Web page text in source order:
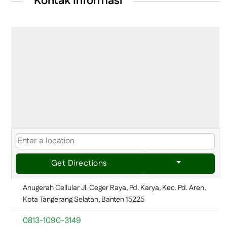
Get Directions
Anugerah Cellular Jl. Ceger Raya, Pd. Karya, Kec. Pd. Aren,
Kota Tangerang Selatan, Banten 15225
0813-1090-3149